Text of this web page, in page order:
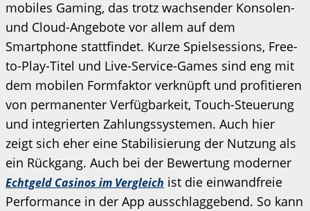
mobiles Gaming, das trotz wachsender Konsolen-
und Cloud-Angebote vor allem auf dem
Smartphone stattfindet. Kurze Spielsessions, Free-
to-Play-Titel und Live-Service-Games sind eng mit
dem mobilen Formfaktor verknüpft und profitieren
von permanenter Verfügbarkeit, Touch-Steuerung
und integrierten Zahlungssystemen. Auch hier
zeigt sich eher eine Stabilisierung der Nutzung als
ein Rückgang. Auch bei der Bewertung moderner
Echtgeld Casinos im Vergleich ist die einwandfreie
Performance in der App ausschlaggebend. So kann